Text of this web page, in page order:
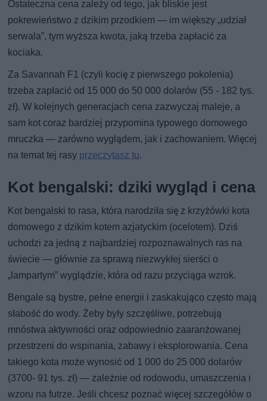
Ostateczna cena zależy od tego, jak bliskie jest
pokrewieństwo z dzikim przodkiem — im większy „udział
serwala”, tym wyższa kwota, jaką trzeba zapłacić za
kociaka.
Za Savannah F1 (czyli kocię z pierwszego pokolenia)
trzeba zapłacić od 15 000 do 50 000 dolarów (55 - 182 tys.
zł). W kolejnych generacjach cena zazwyczaj maleje, a
sam kot coraz bardziej przypomina typowego domowego
mruczka — zarówno wyglądem, jak i zachowaniem. Więcej
na temat tej rasy przeczytasz tu.
Kot bengalski: dziki wygląd i cena
Kot bengalski to rasa, która narodziła się z krzyżówki kota
domowego z dzikim kotem azjatyckim (ocelotem). Dziś
uchodzi za jedną z najbardziej rozpoznawalnych ras na
świecie — głównie za sprawą niezwykłej sierści o
„lampartym” wyglądzie, która od razu przyciąga wzrok.
Bengale są bystre, pełne energii i zaskakująco często mają
słabość do wody. Żeby były szczęśliwe, potrzebują
mnóstwa aktywności oraz odpowiednio zaaranżowanej
przestrzeni do wspinania, zabawy i eksplorowania. Cena
takiego kota może wynosić od 1 000 do 25 000 dolarów
(3700- 91 tys. zł) — zależnie od rodowodu, umaszczenia i
wzoru na futrze. Jeśli chcesz poznać więcej szczegółów o